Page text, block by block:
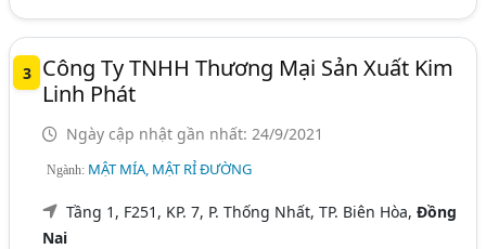
3
Công Ty TNHH Thương Mại Sản Xuất Kim
Linh Phát
Ngày cập nhật gần nhất: 24/9/2021
Ngành: MẬT MÍA, MẬT RỈ ĐƯỜNG
Tầng 1, F251, KP. 7, P. Thống Nhất, TP. Biên Hòa,Đồng
Nai